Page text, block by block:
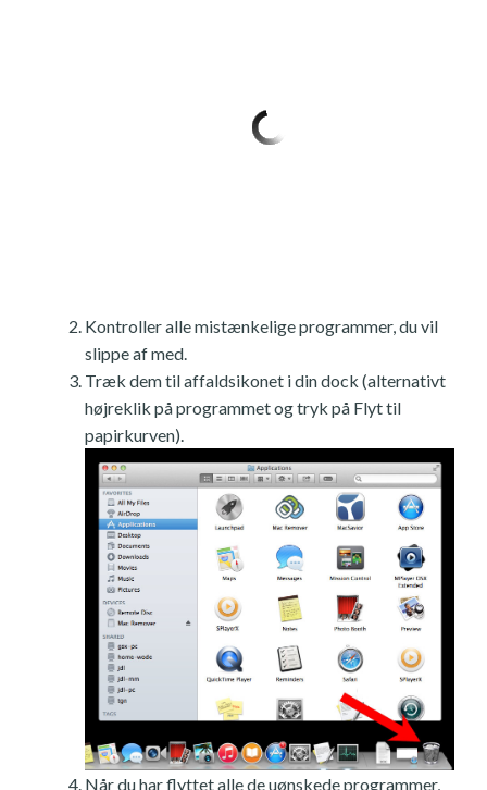
Kontroller alle mistænkelige programmer, du vil
slippe af med.
Træk dem til affaldsikonet i din dock (alternativt
højreklik på programmet og tryk på Flyt til
papirkurven).
Når du har flyttet alle de uønskede programmer,